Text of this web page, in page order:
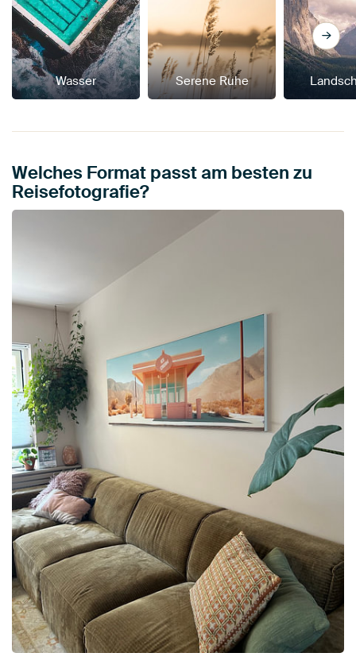
Wasser Serene Ruhe
Welches Format passt am besten zu
Reisefotografie?